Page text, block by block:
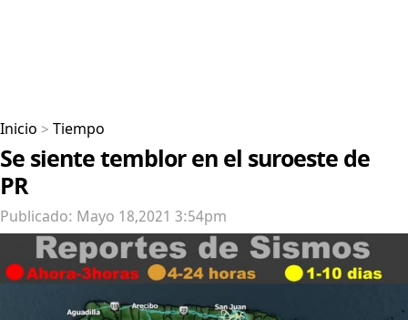
Inicio > Tiempo
Se siente temblor en el suroeste de
PR
Publicado: Mayo 18,2021 3:54pm